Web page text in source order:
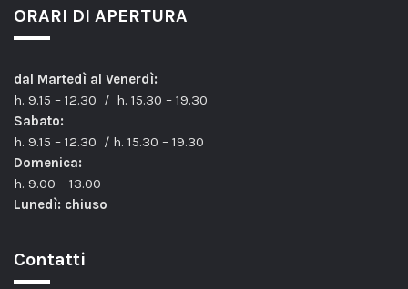
ORARI DI APERTURA
dal Martedì al Venerdì:
h. 9.15 – 12.30 / h. 15.30 – 19.30
Sabato:
h. 9.15 – 12.30 / h. 15.30 – 19.30
Domenica:
h. 9.00 – 13.00
Lunedì: chiuso
Contatti